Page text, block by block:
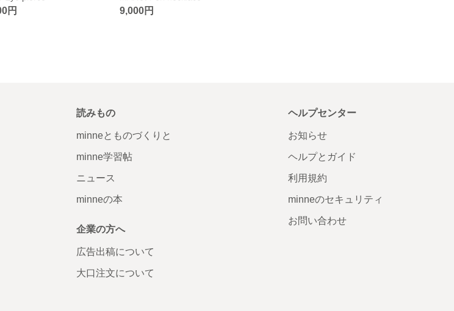
円 9,000円
読みもの
minneとものづくりと
minne学習帖
ニュース
minneの本
企業の方へ
広告出稿について
大口注文について
ヘルプセンター
お知らせ
ヘルプとガイド
利用規約
minneのセキュリティ
お問い合わせ